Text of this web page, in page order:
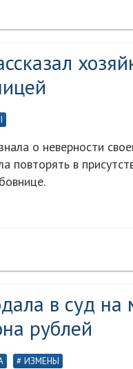
о неверности
повторять в
в суд
рублей
ИЗМЕНЫ